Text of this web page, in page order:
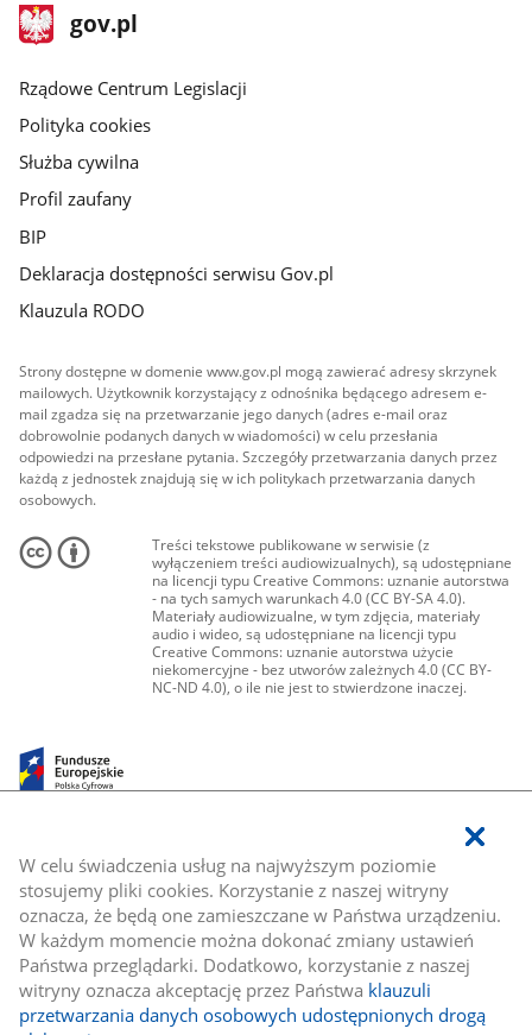
W celu świadczenia usług na najwyższym poziomie
stosujemy pliki cookies. Korzystanie z naszej witryny
oznacza, że będą one zamieszczane w Państwa urządzeniu.
W każdym momencie można dokonać zmiany ustawień
Państwa przeglądarki. Dodatkowo, korzystanie z naszej
witryny oznacza akceptację przez Państwa klauzuli
przetwarzania danych osobowych udostępnionych drogą
stopka
gov.plStrona
gov.pl
Rządowe Centrum Legislacji
Polityka cookies
Służba cywilna
Profil zaufany
BIP
Deklaracja dostępności serwisu Gov.pl
Klauzula RODO
Strony dostępne w domenie www.gov.pl mogą zawierać adresy skrzynek
mailowych. Użytkownik korzystający z odnośnika będącego adresem e-
mail zgadza się na przetwarzanie jego danych (adres e-mail oraz
dobrowolnie podanych danych w wiadomości) w celu przesłania
odpowiedzi na przesłane pytania. Szczegóły przetwarzania danych przez
każdą z jednostek znajdują się w ich politykach przetwarzania danych
osobowych.
Treści tekstowe publikowane w serwisie (z
wyłączeniem treści audiowizualnych), są udostępniane
na licencji typu Creative Commons: uznanie autorstwa
- na tych samych warunkach 4.0 (CC BY-SA 4.0).
Materiały audiowizualne, w tym zdjęcia, materiały
audio i wideo, są udostępniane na licencji typu
Creative Commons: uznanie autorstwa użycie
niekomercyjne - bez utworów zależnych 4.0 (CC BY-
NC-ND 4.0), o ile nie jest to stwierdzone inaczej.